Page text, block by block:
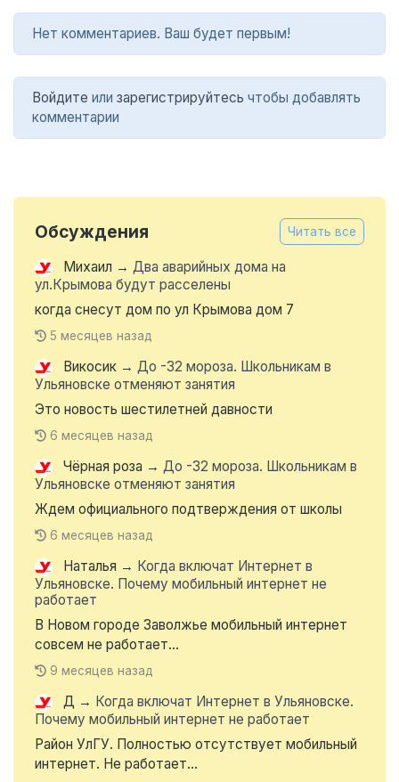
Нет комментариев. Ваш будет первым!
Войдите или зарегистрируйтесь чтобы добавлять
комментарии
Обсуждения Читать все
Михаил → Два аварийных дома на
ул.Крымова будут расселены
когда снесут дом по ул Крымова дом 7
5 месяцев назад
Викосик → До -32 мороза. Школьникам в
Ульяновске отменяют занятия
Это новость шестилетней давности
6 месяцев назад
Чёрная роза → До -32 мороза. Школьникам в
Ульяновске отменяют занятия
Ждем официального подтверждения от школы
6 месяцев назад
Наталья → Когда включат Интернет в
Ульяновске. Почему мобильный интернет не
работает
В Новом городе Заволжье мобильный интернет
совсем не работает...
9 месяцев назад
Д → Когда включат Интернет в Ульяновске.
Почему мобильный интернет не работает
Район УлГУ. Полностью отсутствует мобильный
интернет. Не работает...